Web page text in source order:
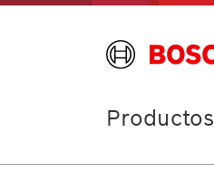
Productos